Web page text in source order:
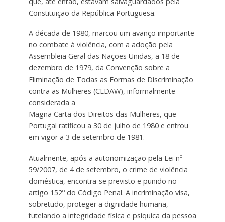
Constituição da República Portuguesa.
A década de 1980, marcou um avanço importante
no combate à violência, com a adoção pela
Assembleia Geral das Nações Unidas, a 18 de
dezembro de 1979, da Convenção sobre a
Eliminação de Todas as Formas de Discriminação
contra as Mulheres (CEDAW), informalmente
considerada a
Magna Carta dos Direitos das Mulheres, que
Portugal ratificou a 30 de julho de 1980 e entrou
em vigor a 3 de setembro de 1981.
Atualmente, após a autonomização pela Lei nº
59/2007, de 4 de setembro, o crime de violência
doméstica, encontra-se previsto e punido no
artigo 152º do Código Penal. A incriminação visa,
sobretudo, proteger a dignidade humana,
tutelando a integridade física e psíquica da pessoa